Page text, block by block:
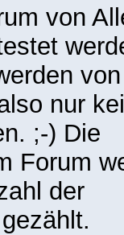
von
nur
;-) Die
Forum
der